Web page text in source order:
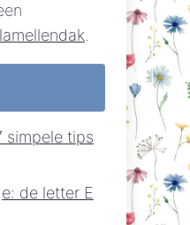
.
simpele tips
de letter E